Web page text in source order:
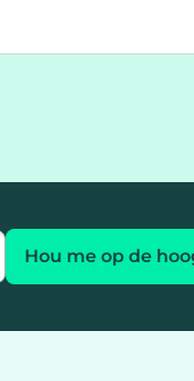
Hou me op de